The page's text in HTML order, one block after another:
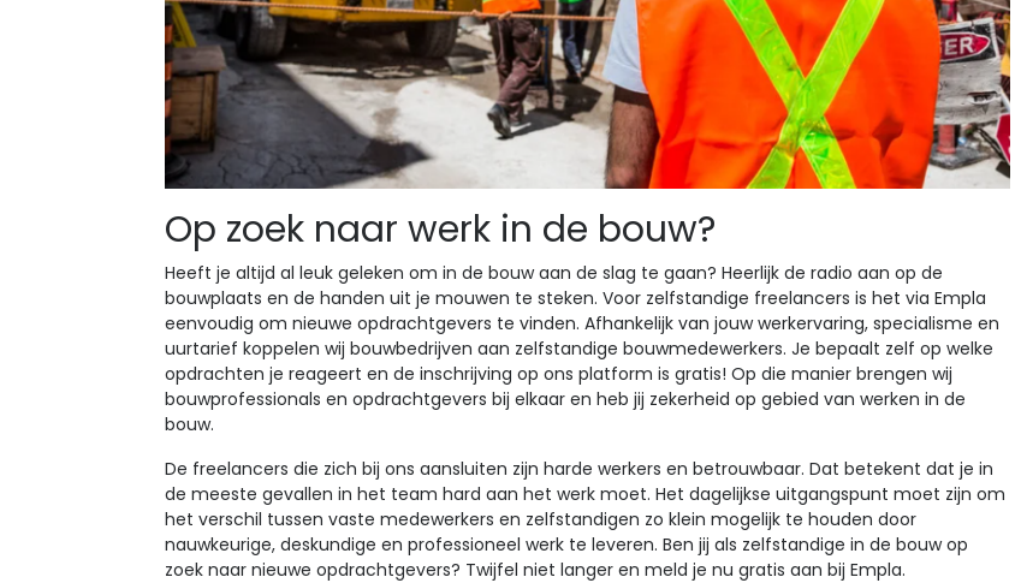
Op zoek naar werk in de bouw?
Heeft je altijd al leuk geleken om in de bouw aan de slag te gaan? Heerlijk de radio aan op de
bouwplaats en de handen uit je mouwen te steken. Voor zelfstandige freelancers is het via Empla
eenvoudig om nieuwe opdrachtgevers te vinden. Afhankelijk van jouw werkervaring, specialisme en
uurtarief koppelen wij bouwbedrijven aan zelfstandige bouwmedewerkers. Je bepaalt zelf op welke
opdrachten je reageert en de inschrijving op ons platform is gratis! Op die manier brengen wij
bouwprofessionals en opdrachtgevers bij elkaar en heb jij zekerheid op gebied van werken in de
bouw.
De freelancers die zich bij ons aansluiten zijn harde werkers en betrouwbaar. Dat betekent dat je in
de meeste gevallen in het team hard aan het werk moet. Het dagelijkse uitgangspunt moet zijn om
het verschil tussen vaste medewerkers en zelfstandigen zo klein mogelijk te houden door
nauwkeurige, deskundige en professioneel werk te leveren. Ben jij als zelfstandige in de bouw op
zoek naar nieuwe opdrachtgevers? Twijfel niet langer en meld je nu gratis aan bij Empla.